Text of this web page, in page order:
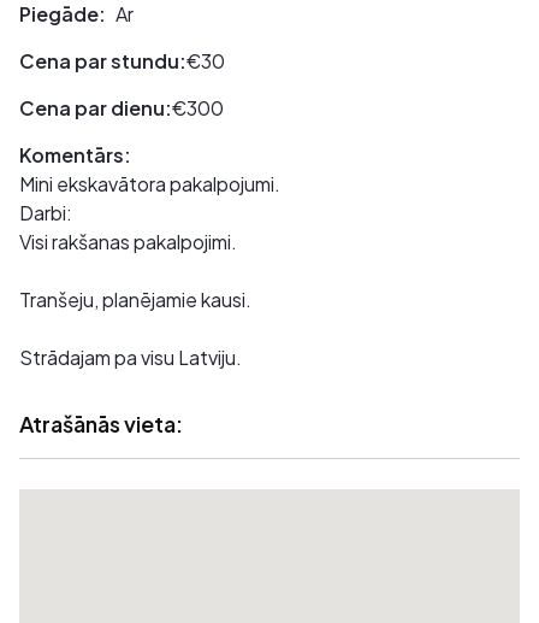
Piegāde: Ar
Cena par stundu:€30
Cena par dienu:€300
Komentārs:
Mini ekskavātora pakalpojumi.
Darbi:
Visi rakšanas pakalpojimi.
Tranšeju, planējamie kausi.
Strādajam pa visu Latviju.
Atrašānās vieta: